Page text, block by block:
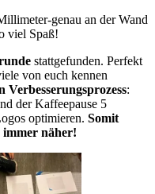
genau an der Wand
viel Spaß!
stattgefunden. Perfekt
von euch kennen
:
der Kaffeepause 5
optimieren. Somit
näher!